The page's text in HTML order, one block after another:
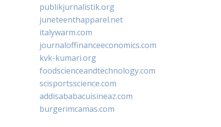
publikjurnalistik.org
juneteenthapparel.net
italywarm.com
journaloffinanceeconomics.com
kvk-kumari.org
foodscienceandtechnology.com
scisportsscience.com
addisababacuisineaz.com
burgerimcamas.com